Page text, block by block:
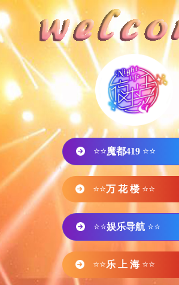
⭐⭐魔都419 ⭐⭐
⭐⭐万 花 楼 ⭐⭐
⭐⭐娱乐导航 ⭐⭐
⭐⭐乐 上 海 ⭐⭐